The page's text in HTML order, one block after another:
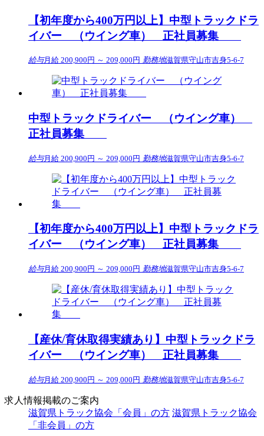
【初年度から400万円以上】中型トラックドラ
イバー （ウイング車） 正社員募集
給与月給 200,900円 ～ 209,000円 勤務地滋賀県守山市吉身5-6-7
中型トラックドライバー （ウイング車）
正社員募集
給与月給 200,900円 ～ 209,000円 勤務地滋賀県守山市吉身5-6-7
【初年度から400万円以上】中型トラックドラ
イバー （ウイング車） 正社員募集
給与月給 200,900円 ～ 209,000円 勤務地滋賀県守山市吉身5-6-7
【産休/育休取得実績あり】中型トラックドラ
イバー （ウイング車） 正社員募集
給与月給 200,900円 ～ 209,000円 勤務地滋賀県守山市吉身5-6-7
求人情報掲載のご案内
滋賀県トラック協会「会員」の方 滋賀県トラック協会
「非会員」の方